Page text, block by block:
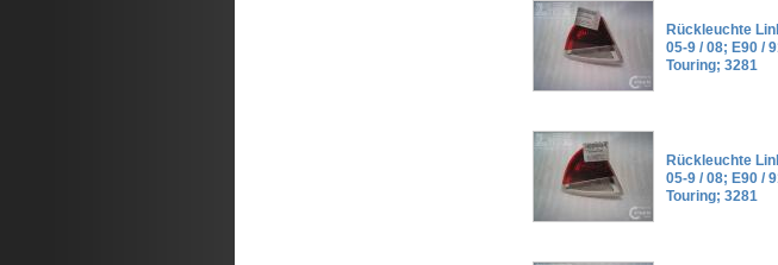
Rückleuchte
05-9 / 08; E90 /
Touring; 3281
Rückleuchte
05-9 / 08; E90 /
Touring; 3281